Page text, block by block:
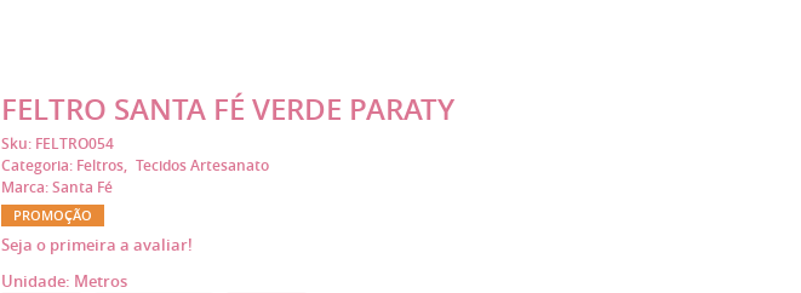
FELTRO SANTA FÉ VERDE PARATY
Sku: FELTRO054
Categoria: Feltros
Tecidos Artesanato
Marca:Santa Fé
PROMOÇÃO
Seja o primeira a avaliar!
Unidade: Metros